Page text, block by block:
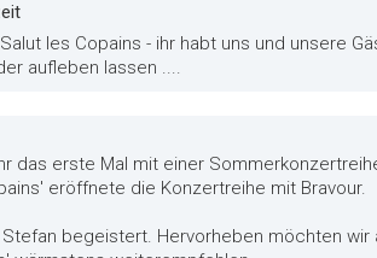
les Copains - ihr habt uns und unsere
aufleben lassen ....
das erste Mal mit einer
eröffnete die Konzertreihe mit Bravour.
begeistert. Hervorheben möchten